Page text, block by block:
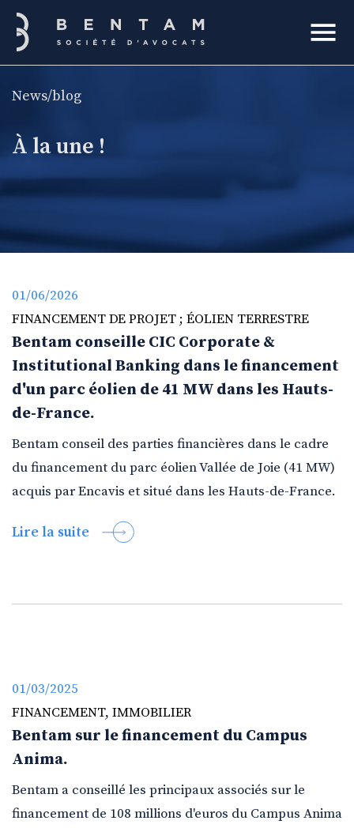
Bentam
News/blog
À la une !
01/06/2026
FINANCEMENT DE PROJET ; ÉOLIEN TERRESTRE
Bentam conseille CIC Corporate &
Institutional Banking dans le financement
d'un parc éolien de 41 MW dans les Hauts-
de-France.
Bentam conseil des parties financières dans le cadre
du financement du parc éolien Vallée de Joie (41 MW)
acquis par Encavis et situé dans les Hauts-de-France.
Lire la suite
01/03/2025
FINANCEMENT, IMMOBILIER
Bentam sur le financement du Campus
Anima.
Bentam a conseillé les principaux associés sur le
financement de 108 millions d'euros du Campus Anima